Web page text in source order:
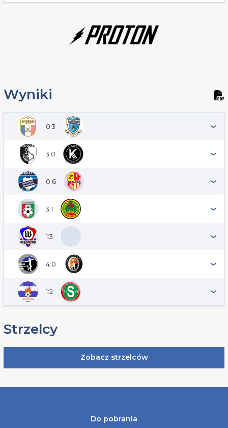
Wyniki
0:3
3:0
0:6
3:1
1:3
4:0
1:2
Strzelcy
Zobacz strzelców
Do pobrania